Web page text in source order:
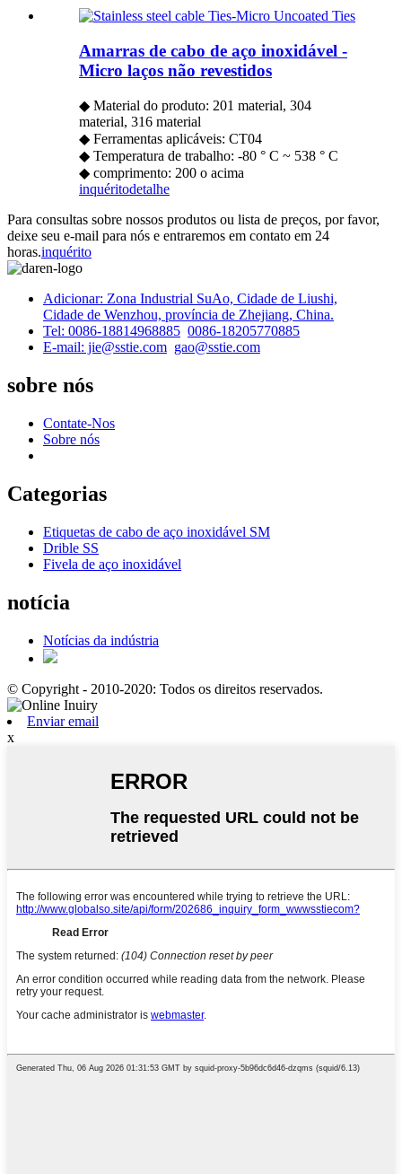
Amarras de cabo de aço inoxidável -
Micro laços não revestidos
◆ Material do produto: 201 material, 304
material, 316 material
◆ Ferramentas aplicáveis: CT04
◆ Temperatura de trabalho: -80 ° C ~ 538 ° C
◆ comprimento: 200 o acima
inquéritodetalhe
Para consultas sobre nossos produtos ou lista de preços, por favor,
deixe seu e-mail para nós e entraremos em contato em 24
horas.inquérito
Adicionar: Zona Industrial SuAo, Cidade de Liushi,
Cidade de Wenzhou, província de Zhejiang, China.
Tel: 0086-18814968885 0086-18205770885
E-mail: jie@sstie.com gao@sstie.com
sobre nós
Contate-Nos
Sobre nós
Categorias
Etiquetas de cabo de aço inoxidável SM
Drible SS
Fivela de aço inoxidável
notícia
Notícias da indústria
© Copyright - 2010-2020: Todos os direitos reservados.
Enviar email
x